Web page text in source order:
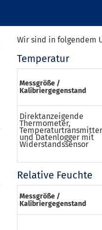
Wir sind in folgendem
Temperatur
Messgröße /
Kalibriergegenstand
Direktanzeigende
Thermometer,
Temperaturtransmitter
und Datenlogger mit
Widerstandssensor
Relative Feuchte
Messgröße /
Kalibriergegenstand